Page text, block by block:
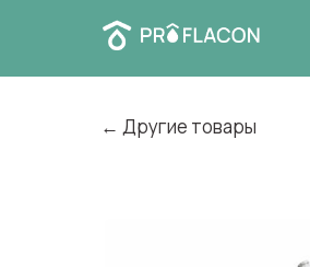
← Другие товары